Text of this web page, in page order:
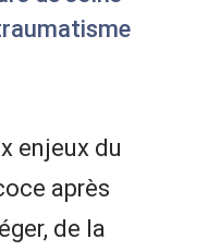
enjeux du
après
de la